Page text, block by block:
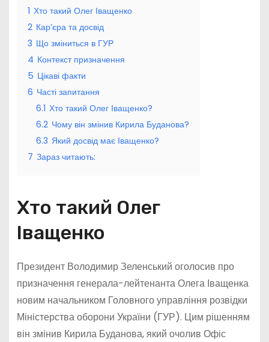
1 Хто такий Олег Іващенко
2 Кар’єра та досвід
3 Що зміниться в ГУР
4 Контекст призначення
5 Цікаві факти
6 Часті запитання
6.1 Хто такий Олег Іващенко?
6.2 Чому він змінив Кирила Буданова?
6.3 Який досвід має Іващенко?
7 Зараз читають:
Хто такий Олег
Іващенко
Президент Володимир Зеленський оголосив про
призначення генерала-лейтенанта Олега Іващенка
новим начальником Головного управління розвідки
Міністерства оборони України (ГУР). Цим рішенням
він змінив Кирила Буданова, який очолив Офіс